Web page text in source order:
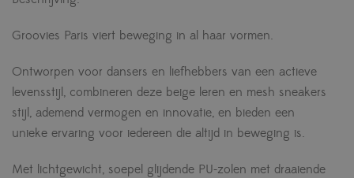
Groovies Paris viert beweging in al haar vormen.
Ontworpen voor dansers en liefhebbers van een actieve
levensstijl, combineren deze beige leren en mesh sneakers
stijl, ademend vermogen en innovatie, en bieden een
unieke ervaring voor iedereen die altijd in beweging is.
Met lichtgewicht, soepel glijdende PU-zolen met draaiende